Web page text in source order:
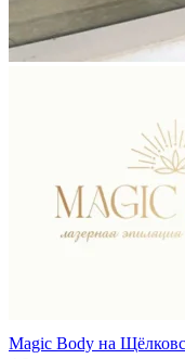
Magic Body на